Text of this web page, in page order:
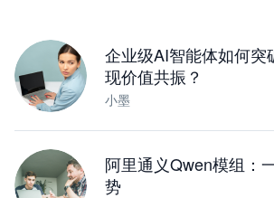
企业级AI智能体如何突
现价值共振？
小墨
阿里通义Qwen模组：
势